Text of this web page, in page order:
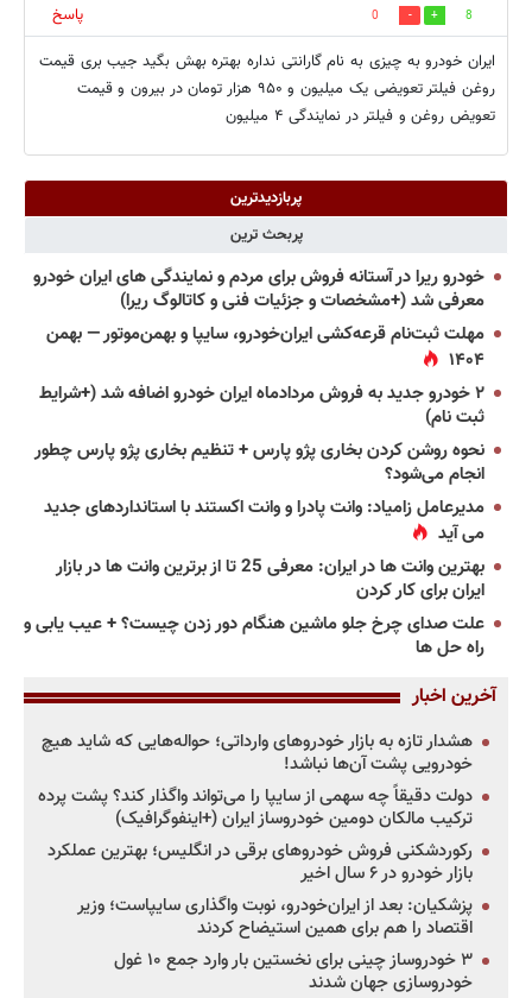
8
0
پاسخ
ایران خودرو به چیزی به نام گارانتی نداره بهتره بهش بگید جیب بری قیمت
روغن فیلتر تعویضی یک میلیون و ۹۵۰ هزار تومان در بیرون و قیمت
تعویض روغن و فیلتر در نمایندگی ۴ میلیون
پربازدیدترین
پربحث ترین
خودرو ریرا در آستانه فروش برای مردم و نمایندگی های ایران خودرو
معرفی شد (+مشخصات و جزئیات فنی و کاتالوگ ریرا)
مهلت ثبت‌نام قرعه‌کشی ایران‌خودرو، سایپا و بهمن‌موتور — بهمن
۱۴۰۴
۲ خودرو جدید به فروش مردادماه ایران خودرو اضافه شد (+شرایط
ثبت نام)
نحوه روشن کردن بخاری پژو پارس + تنظیم بخاری پژو پارس چطور
انجام می‌شود؟
مدیرعامل زامیاد: وانت پادرا و وانت اکستند با استانداردهای جدید
می آید
بهترین وانت ها در ایران: معرفی 25 تا از برترین وانت ها در بازار
ایران برای کار کردن
علت صدای چرخ جلو ماشین هنگام دور زدن چیست؟ + عیب یابی و
راه حل ها
آخرین اخبار
هشدار تازه به بازار خودروهای وارداتی؛ حواله‌هایی که شاید هیچ
خودرویی پشت آن‌ها نباشد!
دولت دقیقاً چه سهمی از سایپا را می‌تواند واگذار کند؟ پشت پرده
ترکیب مالکان دومین خودروساز ایران (+اینفوگرافیک)
رکوردشکنی فروش خودروهای برقی در انگلیس؛ بهترین عملکرد
بازار خودرو در ۶ سال اخیر
پزشکیان: بعد از ایران‌خودرو، نوبت واگذاری سایپاست؛ وزیر
اقتصاد را هم برای همین استیضاح کردند
۳ خودروساز چینی برای نخستین بار وارد جمع ۱۰ غول
خودروسازی جهان شدند